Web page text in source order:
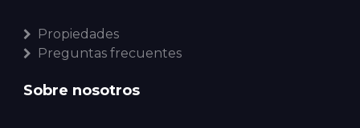
Propiedades
Preguntas frecuentes
Sobre nosotros